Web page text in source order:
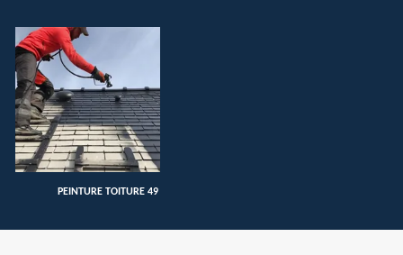
PEINTURE TOITURE 49